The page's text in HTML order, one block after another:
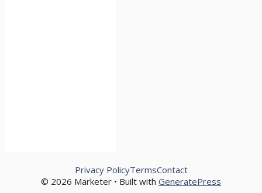
© 2026 Marketer • Built with GeneratePress
Privacy PolicyTermsContact